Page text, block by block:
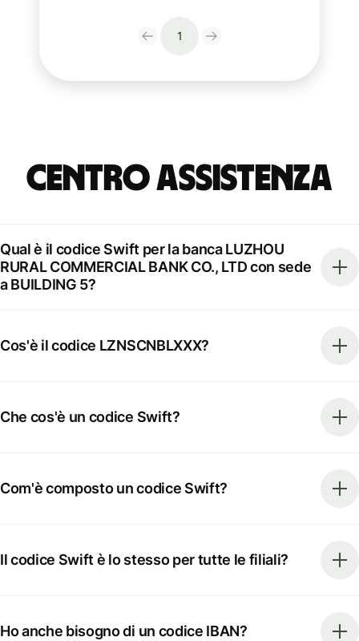
1
Centro Assistenza
Qual è il codice Swift per la banca LUZHOU
RURAL COMMERCIAL BANK CO., LTD con sede
a BUILDING 5?
Cos'è il codice LZNSCNBLXXX?
Che cos'è un codice Swift?
Com'è composto un codice Swift?
Il codice Swift è lo stesso per tutte le filiali?
Ho anche bisogno di un codice IBAN?